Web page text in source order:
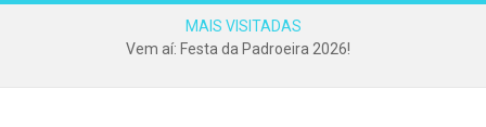
MAIS VISITADAS
Vem aí: Festa da Padroeira 2026!